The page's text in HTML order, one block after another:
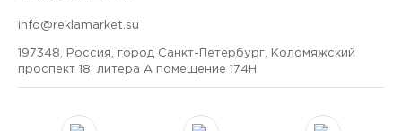
info@reklamarket.su
197348, Россия, город Санкт-Петербург, Коломяжский
проспект 18, литера А помещение 174Н